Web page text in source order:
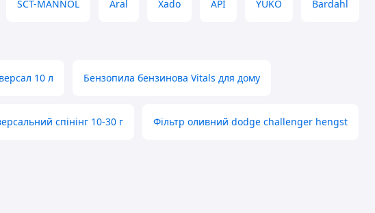
SCT-MANNOL Aral Xado API YUKO Bardahl
10 л Бензопила бензинова Vitals для дому
спінінг 10-30 г Фільтр оливний dodge challenger hengst